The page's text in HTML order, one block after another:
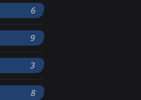
6
9
3
8